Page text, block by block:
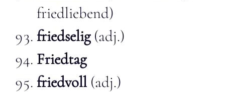
friedliebend)
friedselig(adj.)
Friedtag
friedvoll (adj.)